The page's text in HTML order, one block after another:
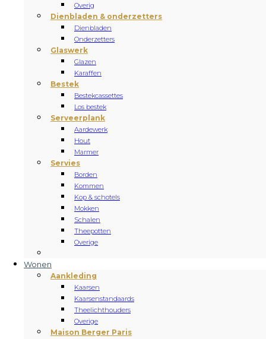
Overig
Dienbladen & onderzetters
Dienbladen
Onderzetters
Glaswerk
Glazen
Karaffen
Bestek
Bestekcassettes
Los bestek
Serveerplank
Aardewerk
Hout
Marmer
Servies
Borden
Kommen
Kop & schotels
Mokken
Schalen
Theepotten
Overige
Wonen
Aankleding
Kaarsen
Kaarsenstandaards
Theelichthouders
Overige
Maison Berger Paris